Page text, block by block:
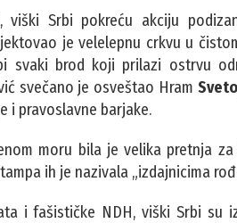
Srbi pokreću akciju
je velelepnu crkvu u
svaki brod koji prilazi ostrvu
svečano je osveštao Hram
i pravoslavne barjake.
moru bila je velika pretnja
ih je nazivala „izdajnicima
i fašističke NDH, viški Srbi